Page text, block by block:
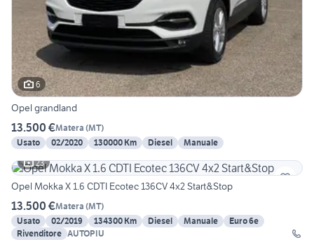
6
Opel grandland
13.500 €Matera (MT)
Usato
02/2020 130000 Km Diesel
Manuale
23
Opel Mokka X 1.6 CDTI Ecotec 136CV 4x2 Start&Stop
13.500 €Matera (MT)
Usato
02/2019 134300 Km Diesel Manuale
Euro 6e
Rivenditore AUTOPIU